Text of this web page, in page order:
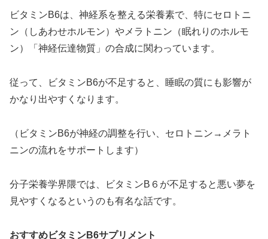
ビタミンB6は、神経系を整える栄養素で、特にセロトニ
ン（しあわせホルモン）やメラトニン（眠れりのホルモ
ン）「神経伝達物質」の合成に関わっています。
従って、ビタミンB6が不足すると、睡眠の質にも影響が
かなり出やすくなります。
（ビタミンB6が神経の調整を行い、セロトニン→メラト
ニンの流れをサポートします）
分子栄養学界隈では、ビタミンB６が不足すると悪い夢を
見やすくなるというのも有名な話です。
おすすめビタミンB6サプリメント